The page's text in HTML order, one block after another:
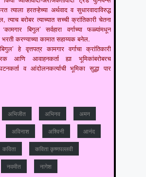
त्याला हरतऱ्हेच्या अर्थवाद व सुधारवादाविरुद्ध
त्याच बरोबर त्याच्यात सच्ची क्रांतिकारी चेतना
बिगुल’ सर्वहारा वर्गाच्या फळ्यांमधून
भरती करण्याच्या कामात सहाय्यक बनेल.
हे वृत्तपत्र कामगार वर्गाचा क्रांतिकारी
आणि आवाहनकर्ता ह्या भूमिकांबरोबरच
व आंदोलनकर्त्याची भूमिका सुद्धा पार
अभिजीत अभिनव अमन
अविनाश अश्विनी आनंद
कविता कविता कृष्णपल्लवी
नवमीत नागेश